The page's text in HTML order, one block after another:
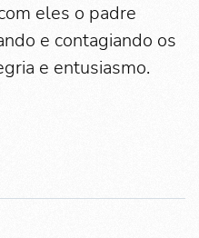
eles o padre
e contagiando os
e entusiasmo.